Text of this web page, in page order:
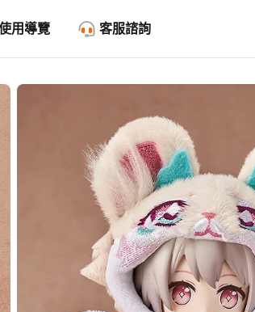
用導覽 客服諮詢